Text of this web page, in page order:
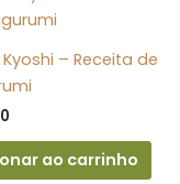
– Receita de
ao carrinho